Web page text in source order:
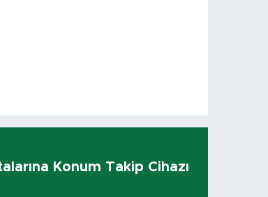
Konum Takip Cihazı